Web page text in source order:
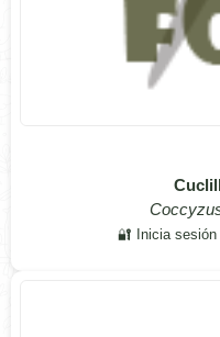
🔐 Inicia sesión